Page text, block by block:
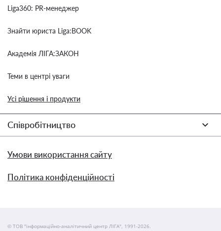
Liga360: PR-менеджер
Знайти юриста Liga:BOOK
Академія ЛІГА:ЗАКОН
Теми в центрі уваги
Усі рішення і продукти
Співробітництво
Умови використання сайту
Політика конфіденційності
© ТОВ "інформаційно-аналітичний центр ЛІГА", 1991-2026.